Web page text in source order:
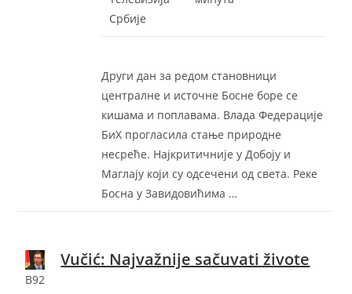
Србије
Други дан за редом становници
централне и источне Босне боре се
кишама и поплавама. Влада Федерације
БиХ прогласила стање природне
несреће. Најкритичније у Добоју и
Маглају који су одсечени од света. Реке
Босна у Завидовићима …
B92
Vučić: Najvažnije sačuvati živote